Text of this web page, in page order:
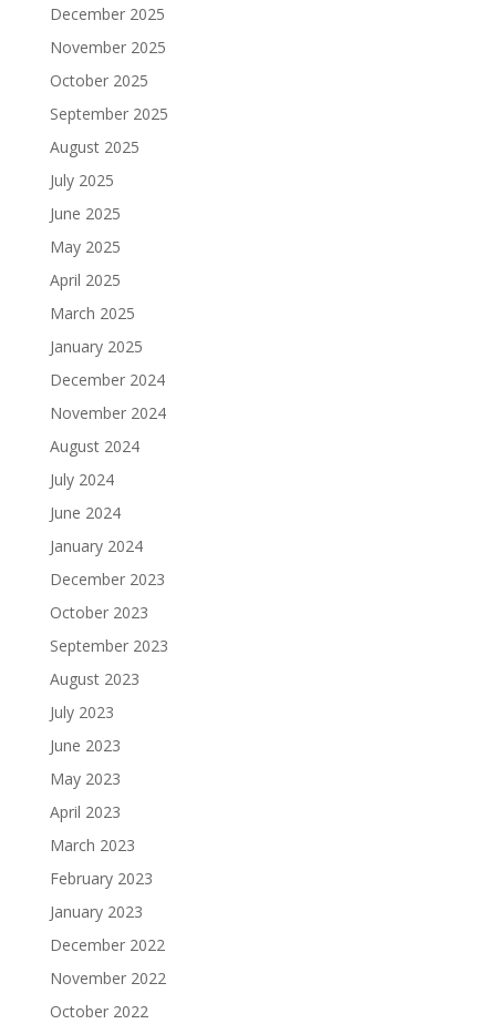
December 2025
November 2025
October 2025
September 2025
August 2025
July 2025
June 2025
May 2025
April 2025
March 2025
January 2025
December 2024
November 2024
August 2024
July 2024
June 2024
January 2024
December 2023
October 2023
September 2023
August 2023
July 2023
June 2023
May 2023
April 2023
March 2023
February 2023
January 2023
December 2022
November 2022
October 2022